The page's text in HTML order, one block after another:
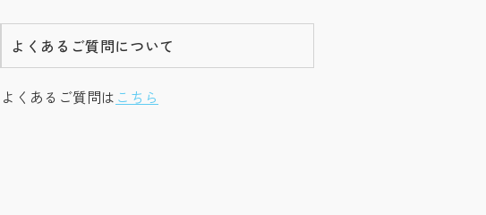
よくあるご質問について
よくあるご質問は こちら